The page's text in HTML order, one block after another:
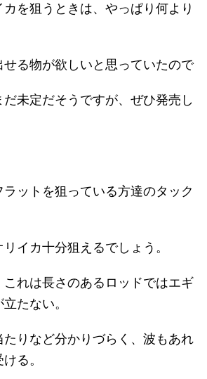
を狙うときは、やっぱり何より
る物が欲しいと思っていたので
未定だそうですが、ぜひ発売し
ットを狙っている方達のタック
イカ十分狙えるでしょう。
れは長さのあるロッドではエギ
たない。
りなど分かりづらく、波もあれ
る。